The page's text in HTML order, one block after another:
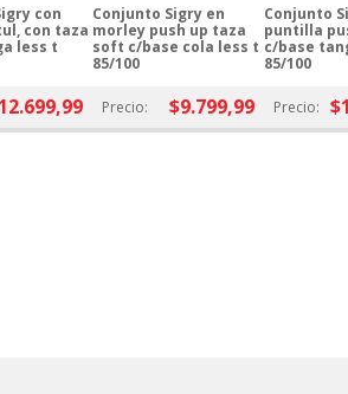
con
con taza
less t
Conjunto Sigry en
morley push up taza
soft c/base cola less t
85/100
Precio: $9.799,99
Conjunto
puntilla
c/base
85/100
Precio: